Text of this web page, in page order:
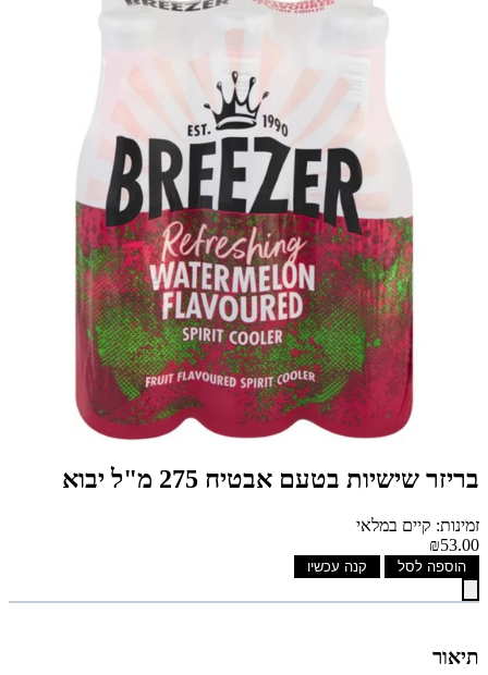
בריזר שישיות בטעם אבטיח 275 מ"ל יבוא
זמינות: קיים במלאי
₪53.00
הוספה לסל קנה עכשיו
תיאור